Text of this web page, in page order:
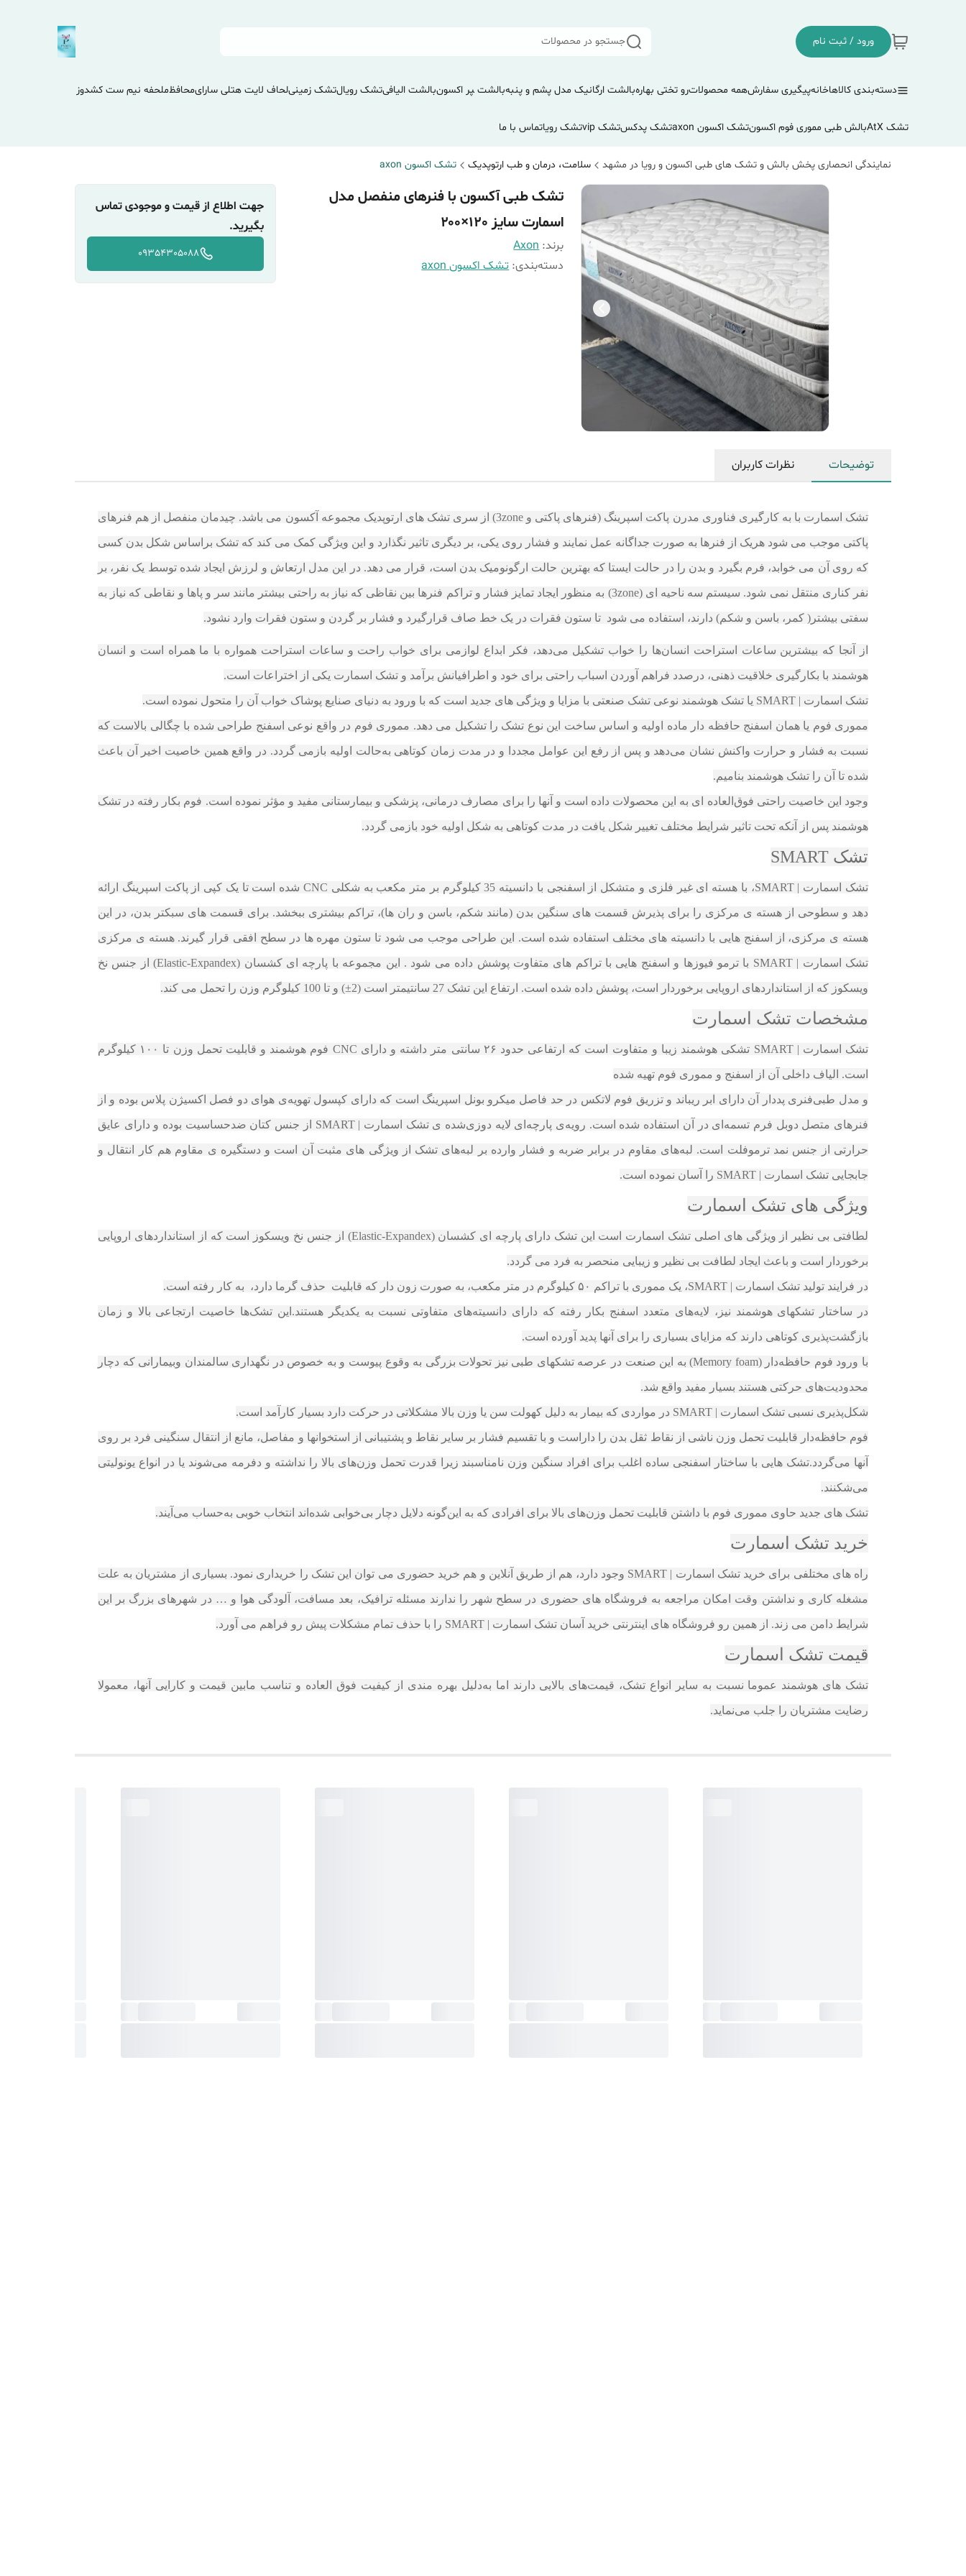
ورود / ثبت نام جستجو در محصولات
دسته‌بندی کالاهاخانهپیگیری سفارشهمه محصولاترو تختی بهارهبالشت ارگانیک مدل پشم و پنبهبالشت ‍‍‍پر اکسونبالشت الیافیتشک رویالتشک زمینیلحاف لایت هتلی سارایمحافظملحفه نیم ست کشدوز
تشک AtX بالش طبی مموری فوم اکسونتشک اکسون axon تشک پدکستشک vip تشک رویاتماس با ما
نمایندگی انحصاری پخش بالش و تشک های طبی اکسون و رویا در مشهد سلامت، درمان و طب ارتوپدیک تشک اکسون axon
تشک طبی آکسون با فنرهای منفصل مدل
اسمارت سایز 120×۲۰۰
برند: Axon
دسته‌بندی:تشک اکسون axon
جهت اطلاع از قیمت و موجودی تماس
بگیرید.
09354305088
توضیحات نظرات کاربران
تشک اسمارت با به کارگیری فناوری مدرن پاکت اسپرینگ (فنرهای پاکتی و 3zone) از سری تشک های ارتوپدیک مجموعه آکسون می باشد. چیدمان منفصل از هم فنرهای
پاکتی موجب می شود هریک از فنرها به صورت جداگانه عمل نمایند و فشار روی یکی، بر دیگری تاثیر نگذارد و این ویژگی کمک می کند که تشک براساس شکل بدن کسی
که روی آن می خوابد، فرم بگیرد و بدن را در حالت ایستا که بهترین حالت ارگونومیک بدن است، قرار می دهد. در این مدل ارتعاش و لرزش ایجاد شده توسط یک نفر، بر
نفر کناری منتقل نمی شود. سیستم سه ناحیه ای (3zone) به منظور ایجاد تمایز فشار و تراکم فنرها بین نقاظی که نیاز به راحتی بیشتر مانند سر و پاها و نقاطی که نیاز به
سفتی بیشتر( کمر، باسن و شکم) دارند، استفاده می شود تا ستون فقرات در یک خط صاف قرارگیرد و فشار بر گردن و ستون فقرات وارد نشود.
از آنجا که بیشترین ساعات استراحت انسان‌ها را خواب تشکیل می‌دهد، فکر ابداع لوازمی برای خواب راحت و ساعات استراحت همواره با ما همراه است و انسان
هوشمند با بکارگیری خلاقیت ذهنی، در‌صدد فراهم آوردن اسباب راحتی برای خود و اطرافیانش برآمد و تشک اسمارت یکی از اختراعات است.
تشک اسمارت | SMART یا تشک هوشمند نوعی تشک صنعتی با مزایا و ویژگی های جدید است که با ورود به دنیای صنایع پوشاک خواب آن را متحول نموده است.
مموری فوم یا همان اسفنج حافظه‌ دار ماده اولیه و اساس ساخت این نوع تشک را تشکیل می‌ دهد. مموری فوم در واقع نوعی اسفنج طراحی شده با چگالی بالاست که
نسبت به فشار و حرارت واکنش نشان می‌دهد و پس از رفع این عوامل مجددا و در مدت زمان کوتاهی به‌حالت اولیه بازمی‌ گردد. در واقع همین خاصیت اخیر آن باعث
شده تا آن را تشک‌ هوشمند بنامیم.
وجود این خاصیت راحتی فوق‌العاده ای به این محصولات داده است و آنها را برای مصارف درمانی، پزشکی و بیمارستانی مفید و مؤثر نموده است. فوم بکار رفته در تشک‌
هوشمند پس از آنکه تحت تاثیر شرایط مختلف تغییر شکل یافت در مدت کوتاهی به شکل اولیه خود بازمی‌ گردد.
تشک SMART
تشک اسمارت | SMART، با هسته ای غیر فلزی و متشکل از اسفنجی با دانسیته 35 کیلوگرم بر متر مکعب به شکلی CNC شده است تا یک کپی از پاکت اسپرینگ ارائه
دهد و سطوحی از هسته ی مرکزی را برای پذیرش قسمت های سنگین بدن (مانند شکم، باسن و ران ها)، تراکم بیشتری ببخشد. برای قسمت های سبکتر بدن، در این
هسته ی مرکزی، از اسفنج هایی با دانسیته های مختلف استفاده شده است. این طراحی موجب می شود تا ستون مهره ها در سطح افقی قرار گیرند. هسته ی مرکزی
تشک اسمارت | SMART با ترمو فیوزها و اسفنج هایی با تراکم های متفاوت پوشش داده می شود . این مجموعه با پارچه ای کشسان (Elastic-Expandex) از جنس نخ
ویسکوز که از استانداردهای اروپایی برخوردار است، پوشش داده شده است. ارتفاع این تشک 27 سانتیمتر است (2±) و تا 100 کیلوگرم وزن را تحمل می کند.
مشخصات تشک اسمارت
تشک اسمارت | SMART تشکی هوشمند زیبا و متفاوت است که ارتفاعی حدود ۲۶ سانتی متر داشته و دارای CNC فوم هوشمند و قابلیت تحمل وزن تا ۱۰۰ کیلوگرم
است. الیاف داخلی آن از اسفنج و مموری فوم تهیه شده
و مدل طبی‌فنری پددار آن دارای ابر ریباند و تزریق فوم لاتکس در حد فاصل میکرو بونل اسپرینگ است که دارای کپسول تهویه‌ی هوای دو فصل اکسیژن پلاس بوده و از
فنرهای متصل دوبل فرم تسمه‌ای در آن استفاده شده است. رویه‌ی پارچه‌ای لایه‌ دوزی‌شده‌ ی تشک اسمارت | SMART از جنس کتان ضدحساسیت بوده و دارای عایق
حرارتی از جنس نمد ترموفلت است. لبه‌های مقاوم در برابر ضربه و فشار وارده بر لبه‌های تشک از ویژگی های مثبت آن است و دستگیره‌ ی مقاوم هم کار انتقال و
جابجایی تشک اسمارت | SMART را آسان نموده است.
ویژگی های تشک اسمارت
لطافتی بی نظیر از ویژگی های اصلی تشک اسمارت است این تشک دارای پارچه ای کشسان (Elastic-Expandex) از جنس نخ ویسکوز است که از استانداردهای اروپایی
برخوردار است و باعث ایجاد لطافت بی نظیر و زیبایی منحصر به فرد می گردد.
در فرایند تولید تشک اسمارت | SMART، یک مموری با تراکم ۵۰ کیلوگرم در متر مکعب، به صورت زون دار که قابلیت حذف گرما دارد، به کار رفته است.
در ساختار تشکهای هوشمند نیز، لایه‌های متعدد اسفنج بکار رفته که دارای دانسیته‌های متفاوتی نسبت به یکدیگر هستند.این تشک‌ها خاصیت ارتجاعی بالا و زمان
بازگشت‌پذیری کوتاهی دارند که مزایای بسیاری را برای آنها پدید آورده است.
با ورود فوم حافظه‌دار (Memory foam) به این صنعت در عرصه تشکهای طبی نیز تحولات بزرگی به وقوع پیوست و به خصوص در نگهداری سالمندان وبیمارانی که دچار
محدودیت‌های حرکتی هستند بسیار مفید واقع شد.
شکل‌پذیری نسبی تشک اسمارت | SMART در مواردی که بیمار به دلیل کهولت سن یا وزن بالا مشکلاتی در حرکت دارد بسیار کارآمد است.
فوم حافظه‌دار قابلیت تحمل وزن ناشی از نقاط ثقل بدن را داراست و با تقسیم فشار بر سایر نقاط و پشتیبانی از استخوانها و مفاصل، مانع از انتقال سنگینی فرد بر روی
آنها می‌گردد.تشک‌ هایی با ساختار اسفنجی ساده اغلب برای افراد سنگین وزن نامناسبند زیرا قدرت تحمل وزن‌های بالا را نداشته و دفرمه می‌شوند یا در انواع یونولیتی
می‌شکنند.
تشک های جدید حاوی مموری فوم با داشتن قابلیت تحمل وزن‌های بالا برای افرادی که به این‌گونه دلایل دچار بی‌خوابی شده‌اند انتخاب خوبی به‌حساب می‌آیند.
خرید تشک اسمارت
راه های مختلفی برای خرید تشک اسمارت | SMART وجود دارد، هم از طریق آنلاین و هم خرید حضوری می توان این تشک را خریداری نمود. بسیاری از مشتریان به علت
مشغله کاری و نداشتن وقت امکان مراجعه به فروشگاه های حضوری در سطح شهر را ندارند مسئله ترافیک، بعد مسافت، آلودگی هوا و … در شهرهای بزرگ بر این
شرایط دامن می زند. از همین رو فروشگاه های اینترنتی خرید آسان تشک اسمارت | SMART را با حذف تمام مشکلات پیش رو فراهم می آورد.
قیمت تشک اسمارت
تشک‌ های هوشمند عموما نسبت به سایر انواع تشک، قیمت‌های بالایی دارند اما به‌دلیل بهره‌ مندی از کیفیت فوق‌ العاده و تناسب مابین قیمت و کارایی آنها، معمولا
رضایت مشتریان را جلب می‌نماید.